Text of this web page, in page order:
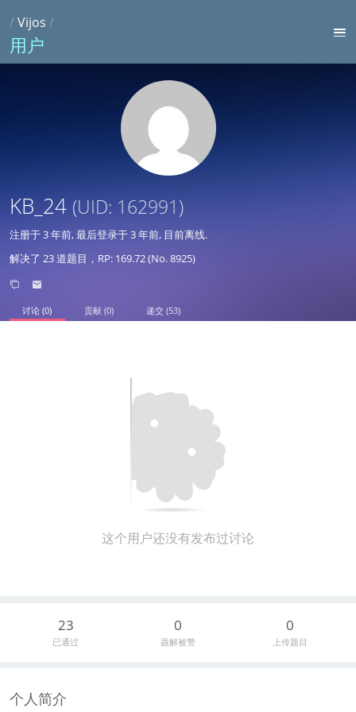
/Vijos /
用户
KB_24 (UID: 162991)
注册于3 年前, 最后登录于3 年前, 目前离线.
解决了 23 道题目，RP: 169.72 (No. 8925)
讨论 (0) 贡献 (0) 递交 (53)
这个用户还没有发布过讨论
23
已通过
0
题解被赞
0
上传题目
个人简介